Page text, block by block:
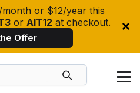
or $12/year this
or AIT12 at checkout.
Offer